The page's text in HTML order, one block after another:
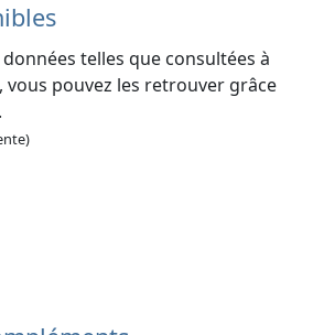
telles que consultées à
pouvez les retrouver grâce